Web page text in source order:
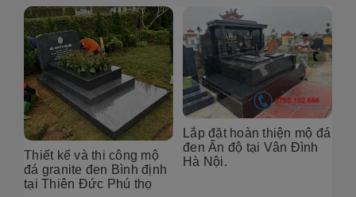
Lắp đặt hoàn thiện mộ đá
đen Ấn độ tại Vân Đình
Hà Nội.
Thiết kế - thi công - lắp
đặt mộ đá nguyên khối
tại Đông Hưng - Thái